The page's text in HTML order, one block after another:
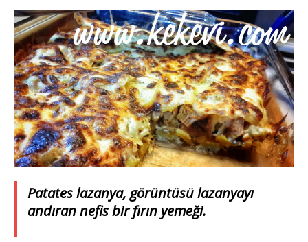
Patates lazanya, görüntüsü lazanyayı
andıran nefis bir fırın yemeği.